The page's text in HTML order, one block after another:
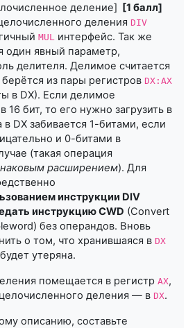
деление]
[1 балл]
деления DIV
MUL
интерфейс. Так же
один явный параметр,
делителя. Делимое считается
из пары регистров DX:AX
в DX). Если делимое
16 бит, то его нужно загрузить в
в DX забивается 1-битами, если
и 0-битами в
(такая операция
расширением). Для
инструкции DIV
инструкцию CWD (Convert
без операндов. Вновь
о том, что хранившаяся в DX
утеряна.
помещается в регистр AX,
деления — в DX.
описанию, составьте